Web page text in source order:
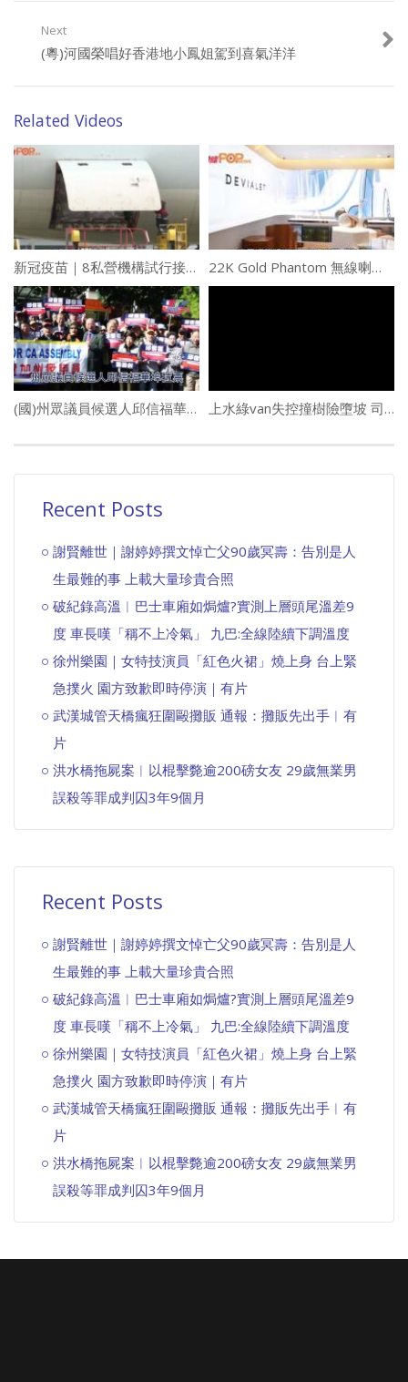
Next
(粵)河國榮唱好香港地小鳳姐駕到喜氣洋洋
Related Videos
新冠疫苗｜8私營機構試行接種復必泰 下周一起實施 22K Gold Phantom 無線喇叭 聽覺大震撼
(國)州眾議員候選人邱信福華埠拉票 上水綠van失控撞樹險墮坡 司機一度被困
Recent Posts
謝賢離世｜謝婷婷撰文悼亡父90歲冥壽：告別是人
生最難的事 上載大量珍貴合照
破紀錄高溫︱巴士車廂如焗爐?實測上層頭尾溫差9
度 車長嘆「稱不上冷氣」 九巴:全線陸續下調溫度
徐州樂園｜女特技演員「紅色火裙」燒上身 台上緊
急撲火 園方致歉即時停演｜有片
武漢城管天橋瘋狂圍毆攤販 通報：攤販先出手︱有
片
洪水橋拖屍案︱以棍擊斃逾200磅女友 29歲無業男
誤殺等罪成判囚3年9個月
Recent Posts
謝賢離世｜謝婷婷撰文悼亡父90歲冥壽：告別是人
生最難的事 上載大量珍貴合照
破紀錄高溫︱巴士車廂如焗爐?實測上層頭尾溫差9
度 車長嘆「稱不上冷氣」 九巴:全線陸續下調溫度
徐州樂園｜女特技演員「紅色火裙」燒上身 台上緊
急撲火 園方致歉即時停演｜有片
武漢城管天橋瘋狂圍毆攤販 通報：攤販先出手︱有
片
洪水橋拖屍案︱以棍擊斃逾200磅女友 29歲無業男
誤殺等罪成判囚3年9個月